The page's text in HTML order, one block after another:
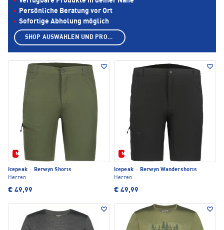
Neu
Icepeak · Berwyn Shorts
Herren
€ 49,99
Neu
Icepeak · Berwyn Wandershorts
Herren
€ 49,99
Persönliche Beratung vor Ort
Sofortige Abholung möglich
SHOP AUSWÄHLEN UND PRODUKTE ANZEIGEN